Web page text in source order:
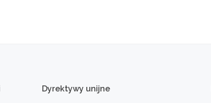
Dyrektywy unijne